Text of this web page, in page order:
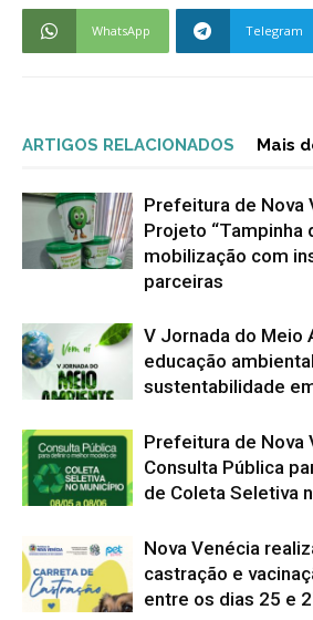
WhatsApp Telegram
ARTIGOS RELACIONADOS Mais
Prefeitura de Nova
Projeto “Tampinha
mobilização com
parceiras
V Jornada do Meio
educação
sustentabilidade
Prefeitura de Nova
Consulta Pública
de Coleta Seletiva
Nova Venécia
castração e
entre os dias 25 e